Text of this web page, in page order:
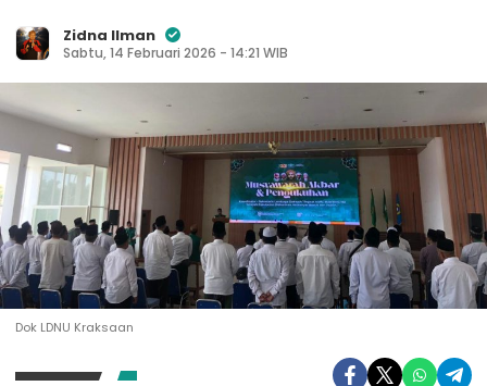
Zidna Ilman
Sabtu, 14 Februari 2026 - 14:21 WIB
Dok LDNU Kraksaan